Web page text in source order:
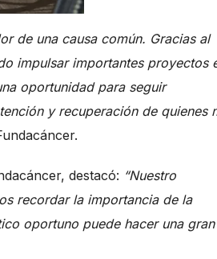
de una causa común. Gracias al
impulsar importantes proyectos
oportunidad para seguir
y recuperación de quienes
destacó: “Nuestro
recordar la importancia de la
oportuno puede hacer una gran